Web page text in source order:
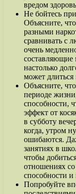
вредом
Не бойтесь
Объясните,
разными
сравнивать с
очень
составляющие
настолько
может длиться
Объясните,
периоде
способности,
эффект от
в субботу
когда, утром
ошибаются.
занятиях в
чтобы
отношениях
способности
Попробуйте